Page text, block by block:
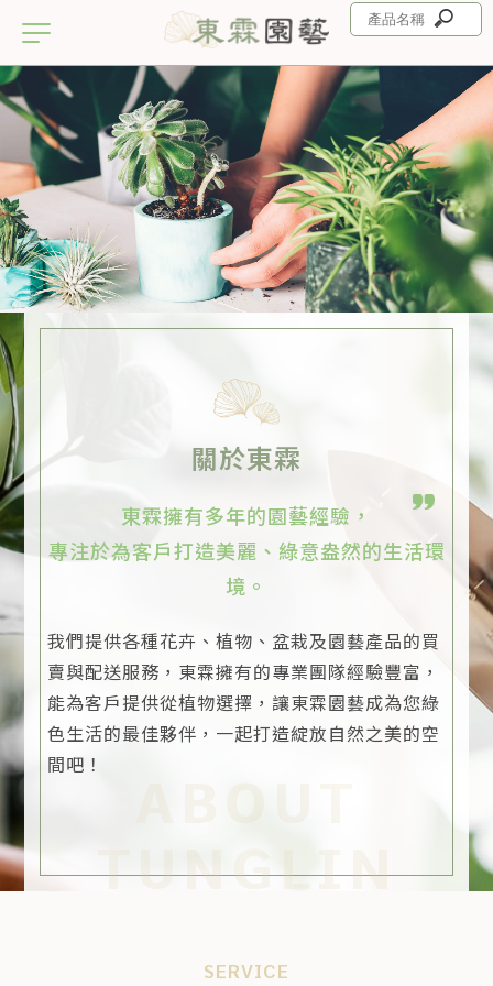
植栽店
彰化植栽店
田尾植栽店
園藝店
彰化園藝店
關於東霖
東霖擁有多年的園藝經驗，
專注於為客戶打造美麗、綠意盎然的生活環
境。
我們提供各種花卉、植物、盆栽及園藝產品的買
賣與配送服務，東霖擁有的專業團隊經驗豐富，
能為客戶提供從植物選擇，讓東霖園藝成為您綠
色生活的最佳夥伴，一起打造綻放自然之美的空
間吧！
ABOUT
TUNGLIN
SERVICE